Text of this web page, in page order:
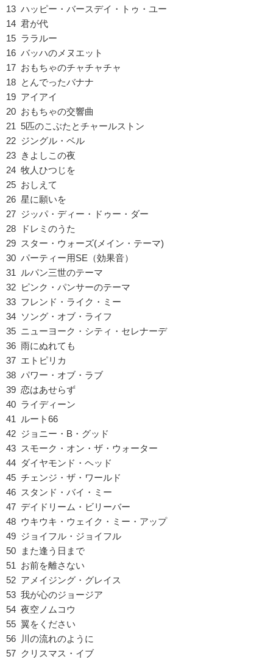
13 ハッピー・バースデイ・トゥ・ユー
14 君が代
15 ララルー
16 バッハのメヌエット
17 おもちゃのチャチャチャ
18 とんでったバナナ
19 アイアイ
20 おもちゃの交響曲
21 5匹のこぶたとチャールストン
22 ジングル・ベル
23 きよしこの夜
24 牧人ひつじを
25 おしえて
26 星に願いを
27 ジッパ・ディー・ドゥー・ダー
28 ドレミのうた
29 スター・ウォーズ(メイン・テーマ)
30 パーティー用SE（効果音）
31 ルパン三世のテーマ
32 ピンク・パンサーのテーマ
33 フレンド・ライク・ミー
34 ソング・オブ・ライフ
35 ニューヨーク・シティ・セレナーデ
36 雨にぬれても
37 エトピリカ
38 パワー・オブ・ラブ
39 恋はあせらず
40 ライディーン
41 ルート66
42 ジョニー・B・グッド
43 スモーク・オン・ザ・ウォーター
44 ダイヤモンド・ヘッド
45 チェンジ・ザ・ワールド
46 スタンド・バイ・ミー
47 デイドリーム・ビリーバー
48 ウキウキ・ウェイク・ミー・アップ
49 ジョイフル・ジョイフル
50 また逢う日まで
51 お前を離さない
52 アメイジング・グレイス
53 我が心のジョージア
54 夜空ノムコウ
55 翼をください
56 川の流れのように
57 クリスマス・イブ